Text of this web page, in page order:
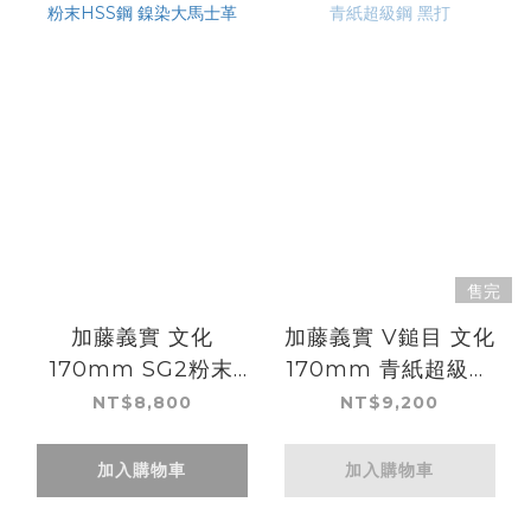
加藤義實 文化
170mm SG2粉末
HSS鋼 鎳染大馬士革
NT$8,800
加入購物車
售完
加藤義實 V鎚目 文化
170mm 青紙超級鋼
黑打
NT$9,200
加入購物車